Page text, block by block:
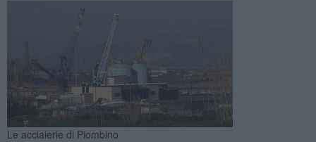
Le acciaierie di Piombino